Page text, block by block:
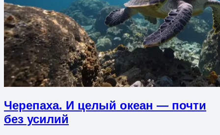
Черепаха. И целый океан — почти
без усилий